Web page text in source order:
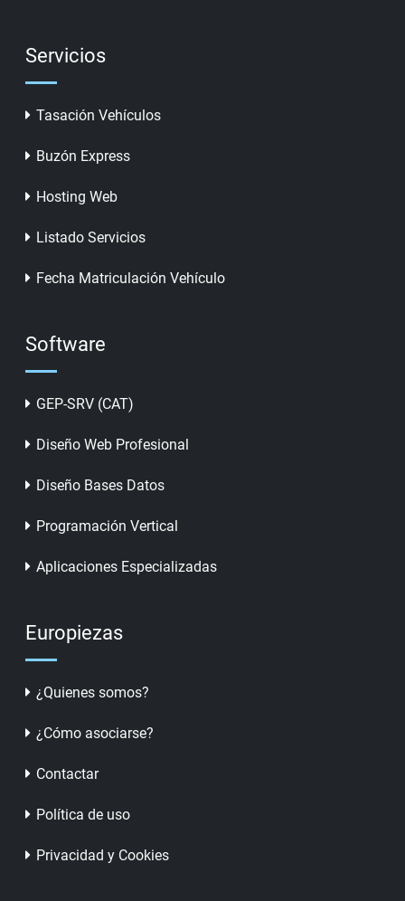
Servicios
Tasación Vehículos
Buzón Express
Hosting Web
Listado Servicios
Fecha Matriculación Vehículo
Software
GEP-SRV (CAT)
Diseño Web Profesional
Diseño Bases Datos
Programación Vertical
Aplicaciones Especializadas
Europiezas
¿Quienes somos?
¿Cómo asociarse?
Contactar
Política de uso
Privacidad y Cookies